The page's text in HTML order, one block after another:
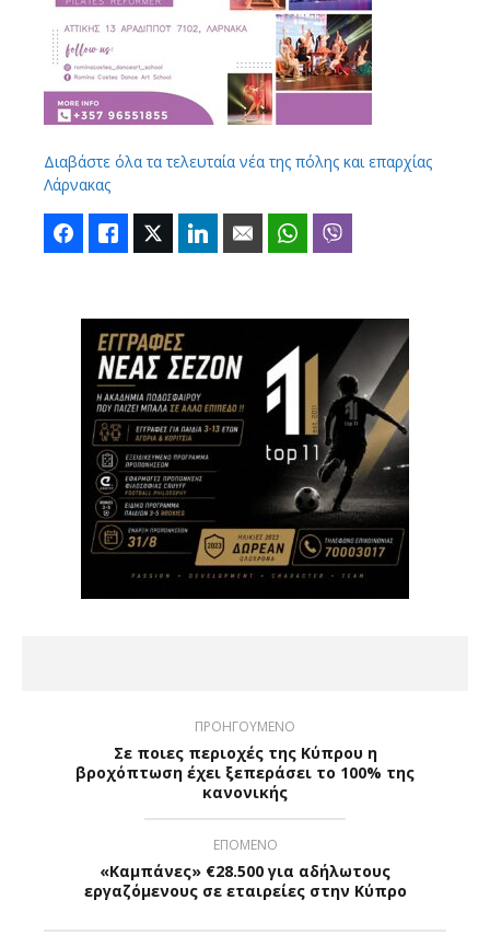
Διαβάστε όλα τα τελευταία νέα της πόλης και επαρχίας
Λάρνακας
FacebookLike Twitter LinkedIn Email WhatsApp
ΠΡΟΗΓΟΥΜΕΝΟ
Σε ποιες περιοχές της Κύπρου η
βροχόπτωση έχει ξεπεράσει το 100% της
κανονικής
ΕΠΟΜΕΝΟ
«Καμπάνες» €28.500 για αδήλωτους
εργαζόμενους σε εταιρείες στην Κύπρο